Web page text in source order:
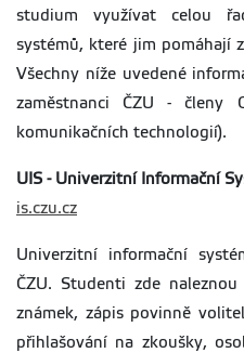
studium využívat celou
systémů, které jim pomáhají
Všechny níže uvedené
zaměstnanci ČZU - členy
komunikačních technologií).
UIS - Univerzitní Informační
is.czu.cz
Univerzitní informační
ČZU. Studenti zde
známek, zápis povinně
přihlašování na zkoušky,